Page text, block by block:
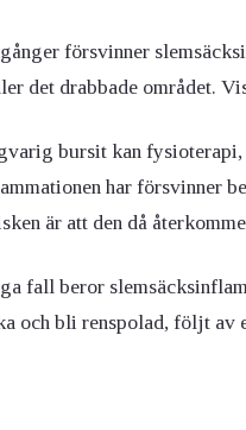
försvinner
det drabbade området.
bursit kan fysioterapi,
har försvinner
är att den då
fall beror
och bli renspolad, följt av